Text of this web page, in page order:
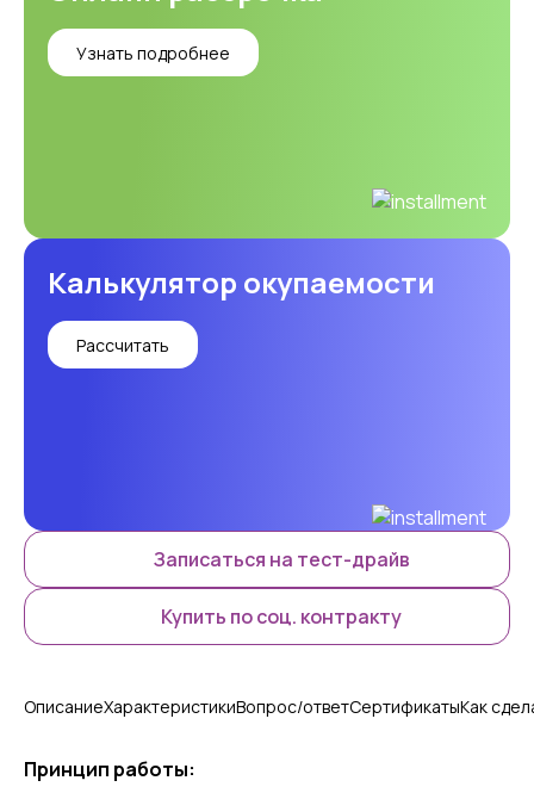
Узнать подробнее
Калькулятор окупаемости
Рассчитать
Записаться на тест-драйв
Купить по соц. контракту
ОписаниеХарактеристикиВопрос/ответСертификатыКак
Принцип работы: